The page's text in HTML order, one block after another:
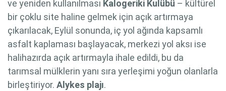
ve yeniden kullanılması Kalogeriki Kulübü – kültürel
bir çoklu site haline gelmek için açık artırmaya
çıkarılacak, Eylül sonunda, iç yol ağında kapsamlı
asfalt kaplaması başlayacak, merkezi yol aksı ise
halihazırda açık artırmayla ihale edildi, bu da
tarımsal mülklerin yanı sıra yerleşimi yoğun olanlarla
birleştiriyor. Alykes plajı.